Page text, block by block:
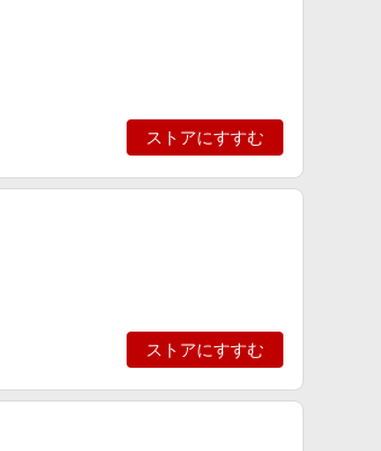
ストアにすすむ
ストアにすすむ